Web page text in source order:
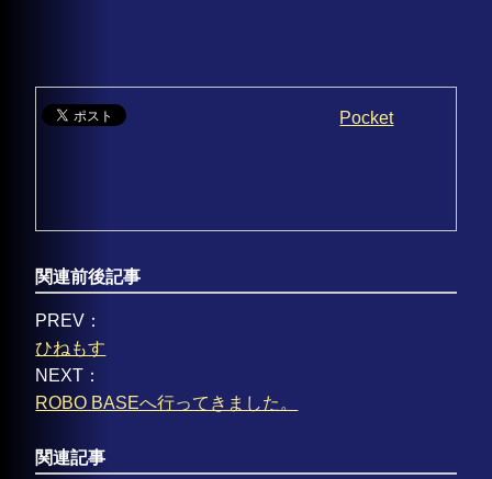
Pocket
関連前後記事
PREV：
ひねもす
NEXT：
ROBO BASEへ行ってきました。
関連記事